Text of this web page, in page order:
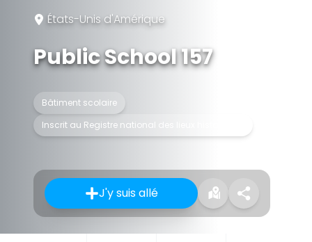
États-Unis d'Amérique
Public School 157
Bâtiment scolaire
Inscrit au Registre national des lieux historiques
J'y suis allé